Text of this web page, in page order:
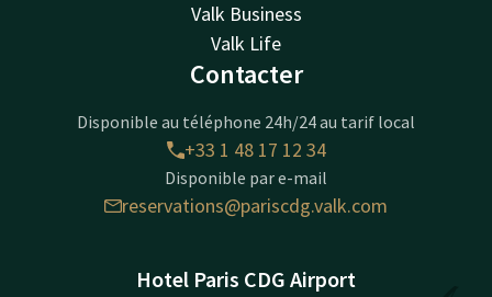
Valk Business
Valk Life
Contacter
Disponible au téléphone 24h/24 au tarif local
+33 1 48 17 12 34
Disponible par e-mail
reservations@pariscdg.valk.com
Hotel Paris CDG Airport